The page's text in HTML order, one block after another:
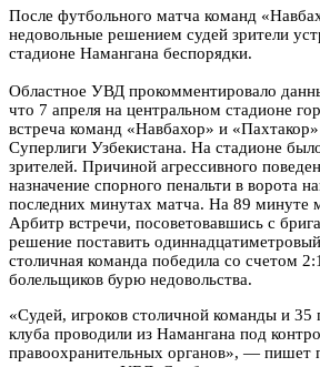
После футбольного матча команд
недовольные решением судей зрители
стадионе Намангана беспорядки.
Областное УВД прокомментировало
что 7 апреля на центральном стадионе
встреча команд «Навбахор» и
Суперлиги Узбекистана. На стадионе
зрителей. Причиной агрессивного
назначение спорного пенальти в ворота
последних минутах матча. На 89 минуте
Арбитр встречи, посоветовавшись с
решение поставить
столичная команда победила со счетом
болельщиков бурю недовольства.
«Судей, игроков столичной команды и 35
клуба проводили из Намангана под
правоохранительных органов», — пишет